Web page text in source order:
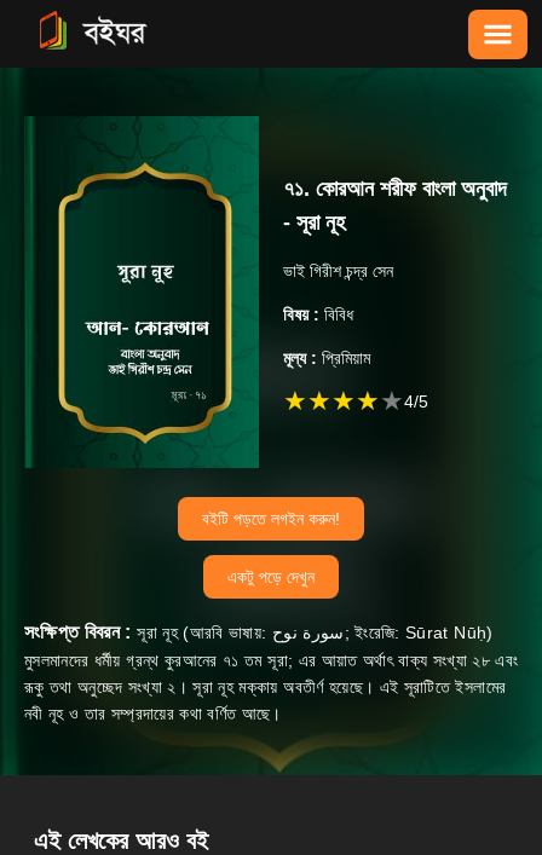
৭১. কোরআন শরীফ বাংলা অনুবাদ
- সূরা নূহ
ভাই গিরীশ চন্দ্র সেন
বিষয় : বিবিধ
মূল্য : প্রিমিয়াম
★★★★★4/5
বইটি পড়তে লগইন করুন!
একটু পড়ে দেখুন
সংক্ষিপ্ত বিবরন : সূরা নূহ (আরবি ভাষায়: سورة نوح‎; ইংরেজি: Sūrat Nūḥ)
মুসলমানদের ধর্মীয় গ্রন্থ কুরআনের ৭১ তম সূরা; এর আয়াত অর্থাৎ বাক্য সংখ্যা ২৮ এবং
রূকু তথা অনুচ্ছেদ সংখ্যা ২। সূরা নূহ মক্কায় অবতীর্ণ হয়েছে। এই সূরাটিতে ইসলামের
নবী নূহ ও তার সম্প্রদায়ের কথা বর্ণিত আছে।
এই লেখকের আরও বই